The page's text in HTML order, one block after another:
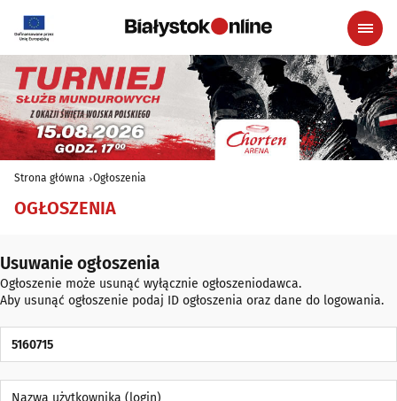
Strona główna Ogłoszenia
OGŁOSZENIA
Usuwanie ogłoszenia
Ogłoszenie może usunąć wyłącznie ogłoszeniodawca.
Aby usunąć ogłoszenie podaj ID ogłoszenia oraz dane do logowania.
Nazwa użytkownika (login)